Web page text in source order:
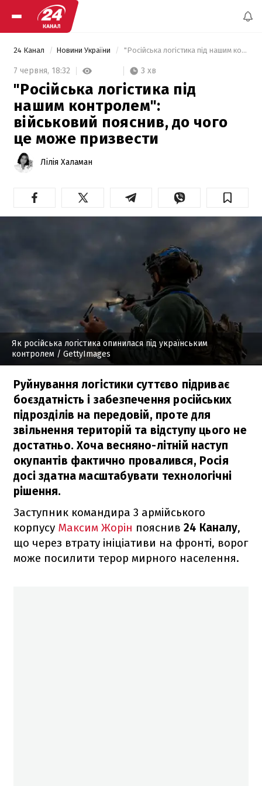
24 Канал Новини України "Російська логістика під нашим контролем": військовий пояснив, до чого це може призвести
7 червня, 18:32 3 хв
"Російська логістика під
нашим контролем":
військовий пояснив, до чого
це може призвести
Лілія Халаман
Як російська логістика опинилася під українським
контролем / GettyImages
Руйнування логістики суттєво підриває
боєздатність і забезпечення російських
підрозділів на передовій, проте для
звільнення територій та відступу цього не
достатньо. Хоча весняно-літній наступ
окупантів фактично провалився, Росія
досі здатна масштабувати технологічні
рішення.
Заступник командира 3 армійського
корпусу Максим Жорін пояснив 24 Каналу,
що через втрату ініціативи на фронті, ворог
може посилити терор мирного населення.